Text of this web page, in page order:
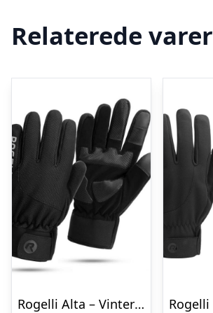
Relaterede varer
Rogelli Alta – Vinterhandsker – Sort – Str. L